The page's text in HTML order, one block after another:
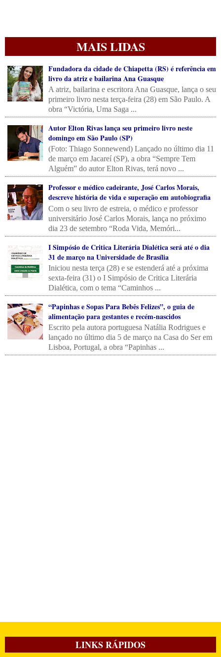
MAIS LIDAS
Fundadora da cidade de Chiapetta (RS) é referência em
livro da atriz e bailarina Ana Guasque
A atriz, bailarina e escritora Ana Guasque, lança o seu
primeiro livro nesta terça-feira (28) em São Paulo. A
obra “Victória, Uma Saga ...
Autor Elton Rivas lança seu primeiro livro neste
domingo em São Paulo (SP)
(Foto: Thiago Sonnewend) Lançado no último dia 11
de março em Jacareí (SP), a obra “Sempre Tem
Alguém” do autor Elton Rivas, terá novo ...
Professor e médico cadeirante, José Carlos Morais,
descreve história de vida e superação em autobiografia
Com o seu livro de estreia, o médico e professor
universitário José Carlos Morais, lança no próximo
dia 23 de setembro “Roda Vida, Memóri...
I Simpósio de Critica Literária Dialética será até o dia
31 de março na Universidade de Brasília
Iniciou nesta terça (28) e se estenderá até a próxima
sexta-feira (31) o I Simpósio de Critica Literária
Dialética, com o tema “Caminhos ...
“Papinhas e Sopas Para Bebês Felizes”, o guia de
alimentação para gestantes e recém-nascidos
Escrito pela autora portuguesa Natália Rodrigues e
lançado no último dia 5 de março na Casa do Ser em
Lisboa, Portugal, a obra “Papinhas ...
LINKS RÁPIDOS